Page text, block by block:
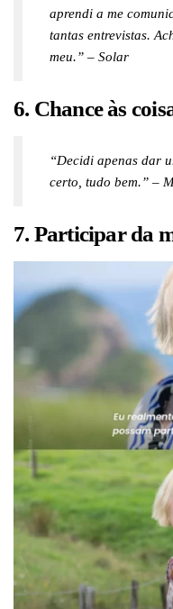
aprendi a me
tantas entrevistas.
meu.” – Solar
6. Chance às
“Decidi apenas dar
certo, tudo bem.” –
7. Participar da